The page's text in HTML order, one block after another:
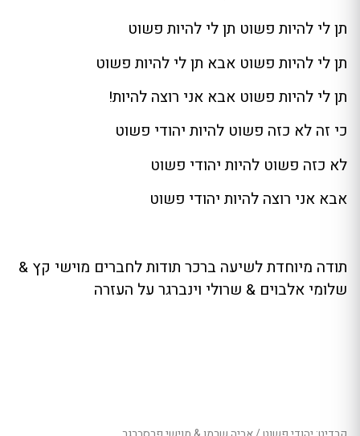
תן לי להיות פשוט תן לי להיות פשוט
תן לי להיות פשוט אבא תן לי להיות פשוט
תן לי להיות פשוט אבא אני רוצה להיות!
כי זה לא כזה פשוט להיות יהודי פשוט
לא כזה פשוט להיות יהודי פשוט
אבא אני רוצה להיות יהודי פשוט
תודה מיוחדת לשיעה ברכר תודות לחברים מוישי קץ &
שלומי אלבוים & שרולי וינברגר על העזרה